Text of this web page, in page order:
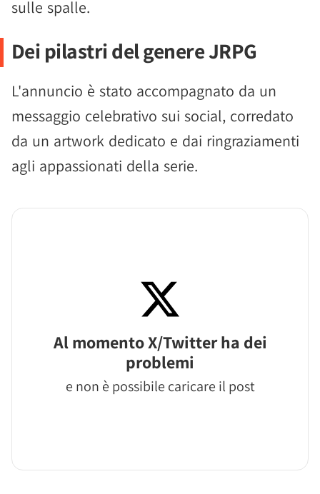
sulle spalle.
Dei pilastri del genere JRPG
L'annuncio è stato accompagnato da un
messaggio celebrativo sui social, corredato
da un artwork dedicato e dai ringraziamenti
agli appassionati della serie.
Al momento X/Twitter ha dei
problemi
e non è possibile caricare il post